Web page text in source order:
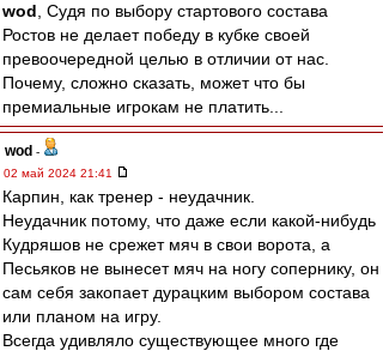
wod , Судя по выбору стартового состава
Ростов не делает победу в кубке своей
превоочередной целью в отличии от нас.
Почему, сложно сказать, может что бы
премиальные игрокам не платить...
wod -
02 май 2024 21:41
Карпин, как тренер - неудачник.
Неудачник потому, что даже если какой-нибудь
Кудряшов не срежет мяч в свои ворота, а
Песьяков не вынесет мяч на ногу сопернику, он
сам себя закопает дурацким выбором состава
или планом на игру.
Всегда удивляло существующее много где